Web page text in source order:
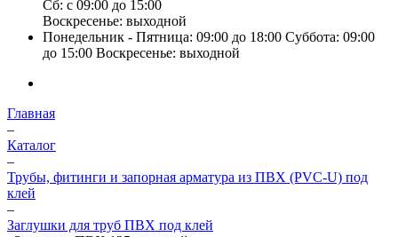
Сб: с 09:00 до 15:00
Воскресенье: выходной
Понедельник - Пятница: 09:00 до 18:00 Суббота: 09:00
до 15:00 Воскресенье: выходной
Главная
–
Каталог
–
Трубы, фитинги и запорная арматура из ПВХ (PVC-U) под
клей
–
Заглушки для труб ПВХ под клей